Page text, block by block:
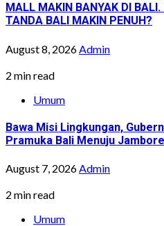
MALL MAKIN BANYAK DI
TANDA BALI MAKIN PENUH?
August 8, 2026 Admin
2 min read
Umum
Bawa Misi Lingkungan,
Pramuka Bali Menuju
August 7, 2026Admin
2 min read
Umum